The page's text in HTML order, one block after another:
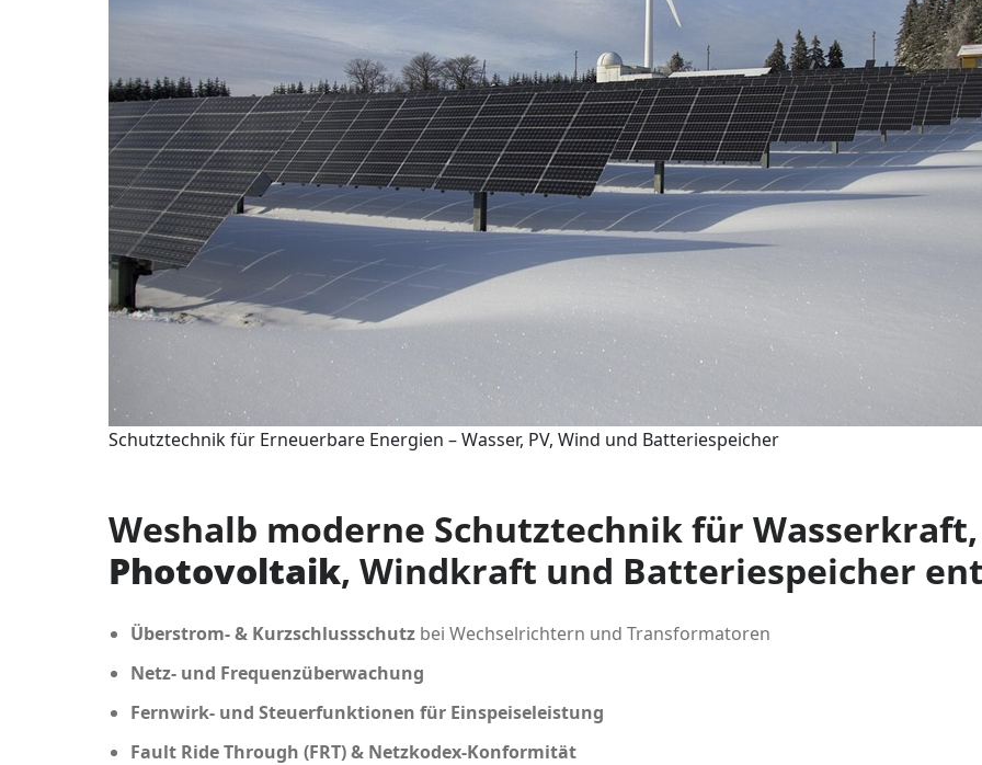
Schutztechnik für Erneuerbare Energien – Wasser, PV, Wind und Batteriespeicher
Weshalb moderne Schutztechnik für Wasserkraft,
Photovoltaik, Windkraft und Batteriespeicher
Überstrom- & Kurzschlussschutz bei Wechselrichtern und Transformatoren
Netz- und Frequenzüberwachung
Fernwirk- und Steuerfunktionen für Einspeiseleistung
Fault Ride Through (FRT) & Netzkodex-Konformität